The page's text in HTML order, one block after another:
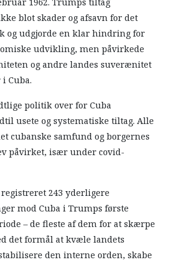
blot skader og afsavn for det
og udgjorde en klar hindring for
udvikling, men påvirkede
og andre landes suverænitet
Cuba.
politik over for Cuba
usete og systematiske tiltag. Alle
cubanske samfund og borgernes
påvirket, især under covid-
243 yderligere
mod Cuba i Trumps første
– de fleste af dem for at skærpe
det formål at kvæle landets
den interne orden, skabe